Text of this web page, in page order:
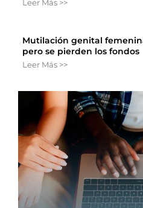
Leer Más >>
Mutilación genital
pero se pierden los fondos
Leer Más >>